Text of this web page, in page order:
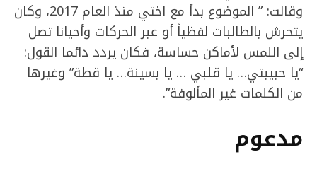
وقالت: ” الموضوع بدأ مع اختي منذ العام 2017، وكان
يتحرش بالطالبات لفظياً أو عبر الحركات وأحيانا تصل
إلى اللمس لأماكن حساسة، فكان يردد دائما القول:
“يا حبيبتي… يا قلبي … يا بسينة… يا قطة” وغيرها
من الكلمات غير المألوفة”.
مدعوم